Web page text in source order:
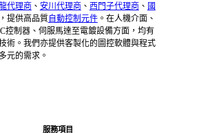
代理商、 安川代理商、 西門子代理商、 國
提供高品質自動控制元件。在人機介面、
控制器、伺服馬達至電鍍設備方面，均有
術。我們亦提供客製化的圖控軟體與程式
元的需求。
服務項目